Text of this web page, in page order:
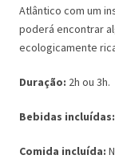
Atlântico com um
poderá encontrar
ecologicamente
Duração: 2h ou 3h.
Bebidas incluídas:
Comida incluída: